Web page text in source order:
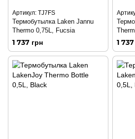
Артикул: TJ7FS
Термобутылка Laken Jannu
Thermo 0,75L, Fucsia
1 737 грн 1